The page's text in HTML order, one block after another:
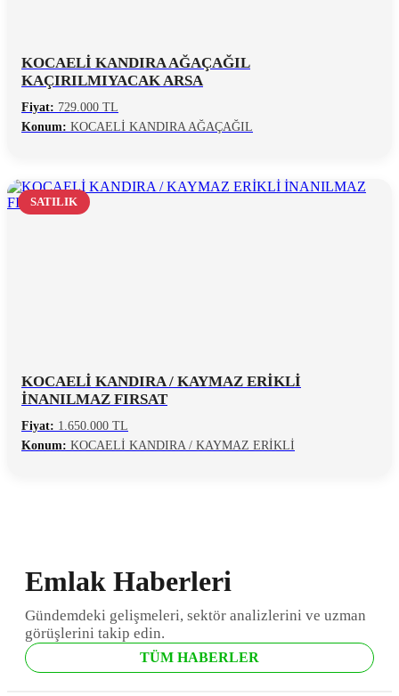
KOCAELİ KANDIRA AĞAÇAĞIL
KAÇIRILMIYACAK ARSA
Fiyat: 729.000 TL
Konum: KOCAELİ KANDIRA AĞAÇAĞIL
SATILIK
KOCAELİ KANDIRA / KAYMAZ ERİKLİ
İNANILMAZ FIRSAT
Fiyat: 1.650.000 TL
Konum: KOCAELİ KANDIRA / KAYMAZ ERİKLİ
Emlak Haberleri
Gündemdeki gelişmeleri, sektör analizlerini ve uzman
görüşlerini takip edin.
TÜM HABERLER